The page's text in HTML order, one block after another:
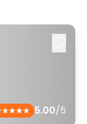
5.00/5